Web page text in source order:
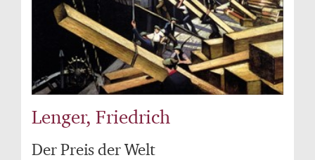
Lenger, Friedrich
Der Preis der Welt